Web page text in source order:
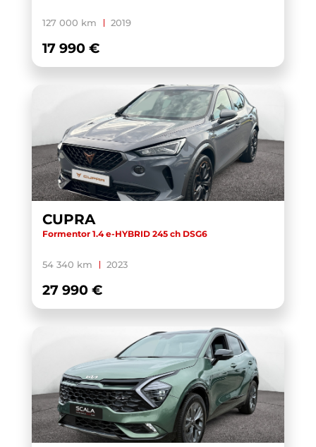
127 000 km 2019
17 990 €
CUPRA
Formentor 1.4 e-HYBRID 245 ch DSG6
54 340 km 2023
27 990 €